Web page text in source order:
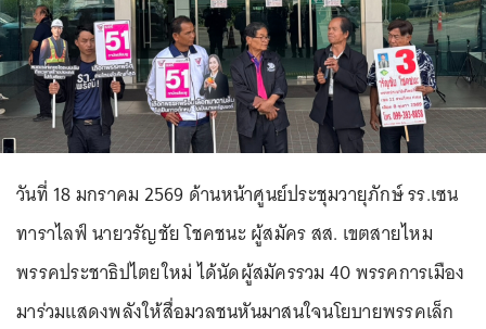
วันที่ 18 มกราคม 2569 ด้านหน้าศูนย์ประชุมวายุภักษ์ รร.เซน
ทาราไลฟ์ นายวรัญชัย โชคชนะ ผู้สมัคร สส. เขตสายไหม
พรรคประชาธิปไตยใหม่ ได้นัดผู้สมัครรวม 40 พรรคการเมือง
มาร่วมแสดงพลังให้สื่อมวลชนหันมาสนใจนโยบายพรรคเล็ก